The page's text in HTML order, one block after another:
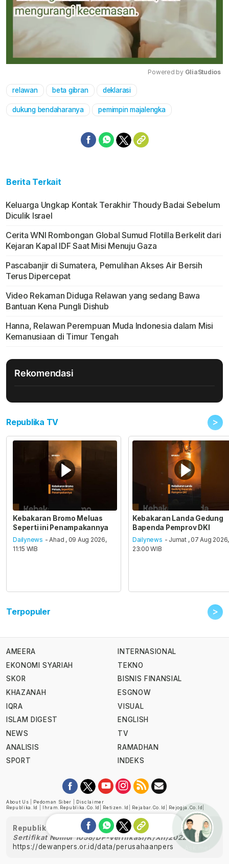
Powered by GliaStudios
relawan beta gibran deklarasi
dukung bendaharanya pemimpin majalengka
Berita Terkait
Keluarga Ungkap Kontak Terakhir Thoudy Badai Sebelum
Diculik Israel
Cerita WNI Rombongan Global Sumud Flotilla Berkelit dari
Kejaran Kapal IDF Saat Misi Menuju Gaza
Pascabanjir di Sumatera, Pemulihan Akses Air Bersih
Terus Dipercepat
Video Rekaman Diduga Relawan yang sedang Bawa
Bantuan Kena Pungli Dishub
Hanna, Relawan Perempuan Muda Indonesia dalam Misi
Kemanusiaan di Timur Tengah
Rekomendasi
Republika TV >
Kebakaran Bromo Meluas
Seperti ini Penampakannya
Dailynews - Ahad , 09 Aug 2026,
11:15 WIB
Kebakaran Landa Gedung
Bapenda Pemprov DKI
Dailynews - Jumat , 07 Aug 2026,
23:00 WIB
Terpopuler >
AMEERA
EKONOMI SYARIAH
SKOR
KHAZANAH
IQRA
ISLAM DIGEST
NEWS
ANALISIS
SPORT
INTERNASIONAL
TEKNO
BISNIS FINANSIAL
ESGNOW
VISUAL
ENGLISH
TV
RAMADHAN
INDEKS
About Us Pedoman Siber
Disclaimer
Republika.id
Ihram.republika.co.id Retizen.id Rejabar.co.id Rejogja.co.id
Republika telah diverifikasi oleh Dewan Pers
Sertifikat Nomor 1058/DP-Verifikasi/K/XII/2022
https://dewanpers.or.id/data/perusahaanpers
Ask me!